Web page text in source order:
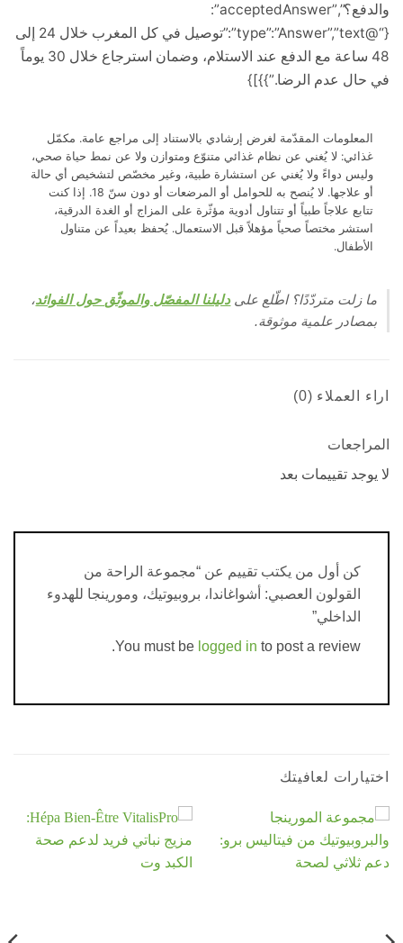
والدفع؟”,”acceptedAnswer”:
{“@type”:”Answer”,”text”:”توصيل في كل المغرب خلال 24 إلى
48 ساعة مع الدفع عند الاستلام، وضمان استرجاع خلال 30 يوماً
عدم الرضا.”}}]}
المقدّمة لغرض إرشادي بالاستناد إلى مراجع عامة. مكمّل
لا يُغني عن نظام غذائي متنوّع ومتوازن ولا عن نمط حياة صحي،
دواءً ولا يُغني عن استشارة طبية، وغير مخصّص لتشخيص أي حالة
أو علاجها. لا يُنصح به للحوامل أو المرضعات أو دون سنّ 18. إذا كنت
علاجاً طبياً أو تتناول أدوية مؤثّرة على المزاج أو الغدة الدرقية،
مختصاً صحياً مؤهلاً قبل الاستعمال. يُحفظ بعيداً عن متناول
متردّدًا؟ اطّلع علىدليلنا المفصّل والموثّق حول الفوائد،
علمية موثوقة.
(0)
تقييمات بعد
كن أول من يكتب تقييم عن “مجموعة الراحة من
القولون العصبي: أشواغاندا، بروبيوتيك، ومورينجا للهدوء
الداخلي”
You must belogged into post a review.
لعافيتك